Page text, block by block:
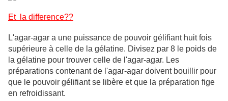
Et la difference??
L'agar-agar a une puissance de pouvoir gélifiant huit fois
supérieure à celle de la gélatine. Divisez par 8 le poids de
la gélatine pour trouver celle de l'agar-agar. Les
préparations contenant de l'agar-agar doivent bouillir pour
que le pouvoir gélifiant se libère et que la préparation fige
en refroidissant.